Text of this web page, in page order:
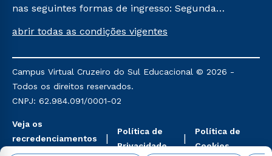
nas seguintes formas de ingresso: Segunda
Já para as demais, a taxa de matrícula será de R$
mencionadas são referentes aos cursos: Ensino
Religioso, Geografia para a Docência e Metodologia
do Ensino de História: Questões Atuais.
abrir todas as condições vigentes
Campus Virtual Cruzeiro do Sul Educacional © 2026 -
Todos os direitos reservados.
CNPJ: 62.984.091/0001-02
Veja os
recredenciamentos
aqui
Política de
Privacidade
Política de
Cookies